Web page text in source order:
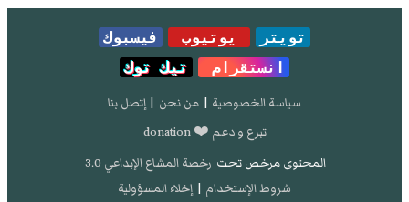
تويتر يوتيوب
فيسبوك
انستقرام
تيك توك
سياسة الخصوصية | من نحن | إتصل بنا
تبرع و دعم ❤️ donation
المحتوى مرخص تحت رخصة المشاع الإبداعي 3.0
شروط الإستخدام | إخلاء المسؤولية